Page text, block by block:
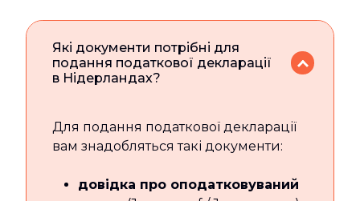
Які документи потрібні для
подання податкової декларації
в Нідерландах?
Для подання податкової декларації
вам знадобляться такі документи:
довідка про оподатковуваний